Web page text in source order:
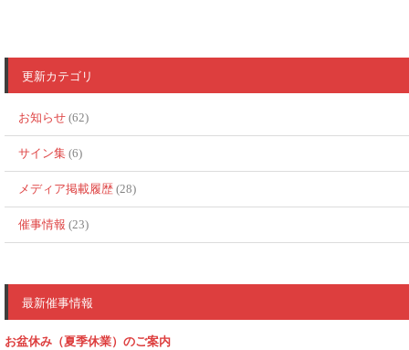
更新カテゴリ
お知らせ (62)
サイン集 (6)
メディア掲載履歴 (28)
催事情報 (23)
最新催事情報
お盆休み（夏季休業）のご案内